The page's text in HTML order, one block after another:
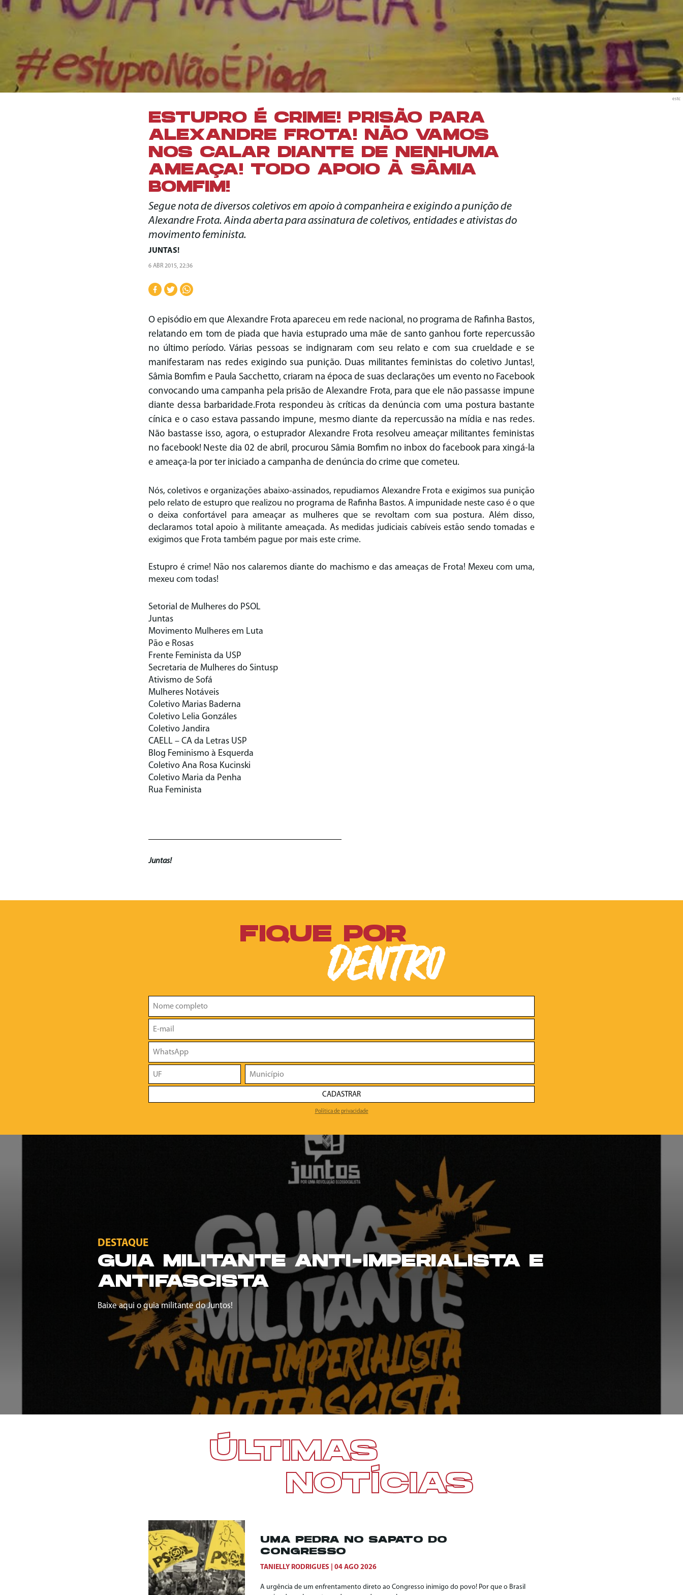
estc
ESTUPRO É CRIME! PRISÃO PARA
ALEXANDRE FROTA! NÃO VAMOS
NOS CALAR DIANTE DE NENHUMA
AMEAÇA! TODO APOIO À SÂMIA
BOMFIM!
Segue nota de diversos coletivos em apoio à companheira e exigindo a punição de
Alexandre Frota. Ainda aberta para assinatura de coletivos, entidades e ativistas do
movimento feminista.
JUNTAS!
6 ABR 2015, 22:36
O episódio em que Alexandre Frota apareceu em rede nacional, no programa de Rafinha Bastos,
relatando em tom de piada que havia estuprado uma mãe de santo ganhou forte repercussão
no último período. Várias pessoas se indignaram com seu relato e com sua crueldade e se
manifestaram nas redes exigindo sua punição. Duas militantes feministas do coletivo Juntas!,
Sâmia Bomfim e Paula Sacchetto, criaram na época de suas declarações um evento no Facebook
convocando uma campanha pela prisão de Alexandre Frota, para que ele não passasse impune
diante dessa barbaridade.Frota respondeu às críticas da denúncia com uma postura bastante
cínica e o caso estava passando impune, mesmo diante da repercussão na mídia e nas redes.
Não bastasse isso, agora, o estuprador Alexandre Frota resolveu ameaçar militantes feministas
no facebook! Neste dia 02 de abril, procurou Sâmia Bomfim no inbox do facebook para xingá-la
e ameaça-la por ter iniciado a campanha de denúncia do crime que cometeu.
Nós, coletivos e organizações abaixo-assinados, repudiamos Alexandre Frota e exigimos sua punição
pelo relato de estupro que realizou no programa de Rafinha Bastos. A impunidade neste caso é o que
o deixa confortável para ameaçar as mulheres que se revoltam com sua postura. Além disso,
declaramos total apoio à militante ameaçada. As medidas judiciais cabíveis estão sendo tomadas e
exigimos que Frota também pague por mais este crime.
Estupro é crime! Não nos calaremos diante do machismo e das ameaças de Frota! Mexeu com uma,
mexeu com todas!
Setorial de Mulheres do PSOL
Juntas
Movimento Mulheres em Luta
Pão e Rosas
Frente Feminista da USP
Secretaria de Mulheres do Sintusp
Ativismo de Sofá
Mulheres Notáveis
Coletivo Marias Baderna
Coletivo Lelia Gonzáles
Coletivo Jandira
CAELL – CA da Letras USP
Blog Feminismo à Esquerda
Coletivo Ana Rosa Kucinski
Coletivo Maria da Penha
Rua Feminista
Juntas!
FIQUE POR
DENTRO
CADASTRAR
Política de privacidade
DESTAQUE
GUIA MILITANTE ANTI-IMPERIALISTA E
ANTIFASCISTA
Baixe aqui o guia militante do Juntos!
ÚLTIMAS
NOTÍCIAS
UMA PEDRA NO SAPATO DO
CONGRESSO
TANIELLY RODRIGUES 04 AGO 2026
A urgência de um enfrentamento direto ao Congresso inimigo do povo! Por que o Brasil